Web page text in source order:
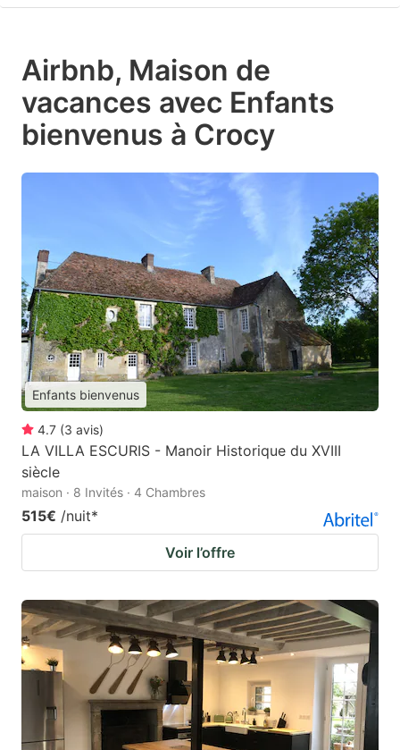
Airbnb, Maison de
vacances avec Enfants
bienvenus à Crocy
Enfants bienvenus
4.7 (3 avis)
LA VILLA ESCURIS - Manoir Historique du XVIII
siècle
maison · 8 Invités · 4 Chambres
515€ /nuit*
Voir l’offre